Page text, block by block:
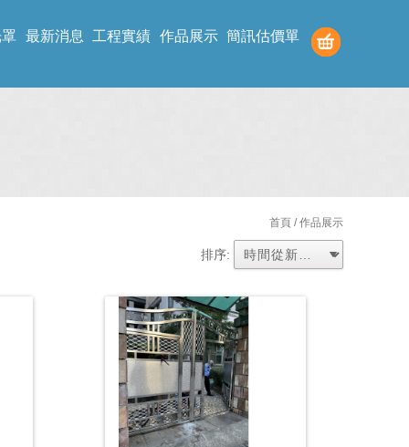
最新消息 工程實績 作品展示 簡訊估價單
首頁 / 作品展示
排序: